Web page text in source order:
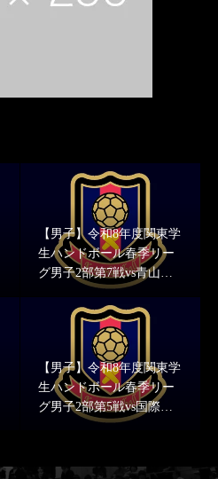
【男子】令和8年度関東学
生ハンドボール春季リー
グ男子2部第7戦vs青山学
院大学 結果報告
【男子】令和8年度関東学
生ハンドボール春季リー
グ男子2部第5戦vs国際武
道大学 結果報告